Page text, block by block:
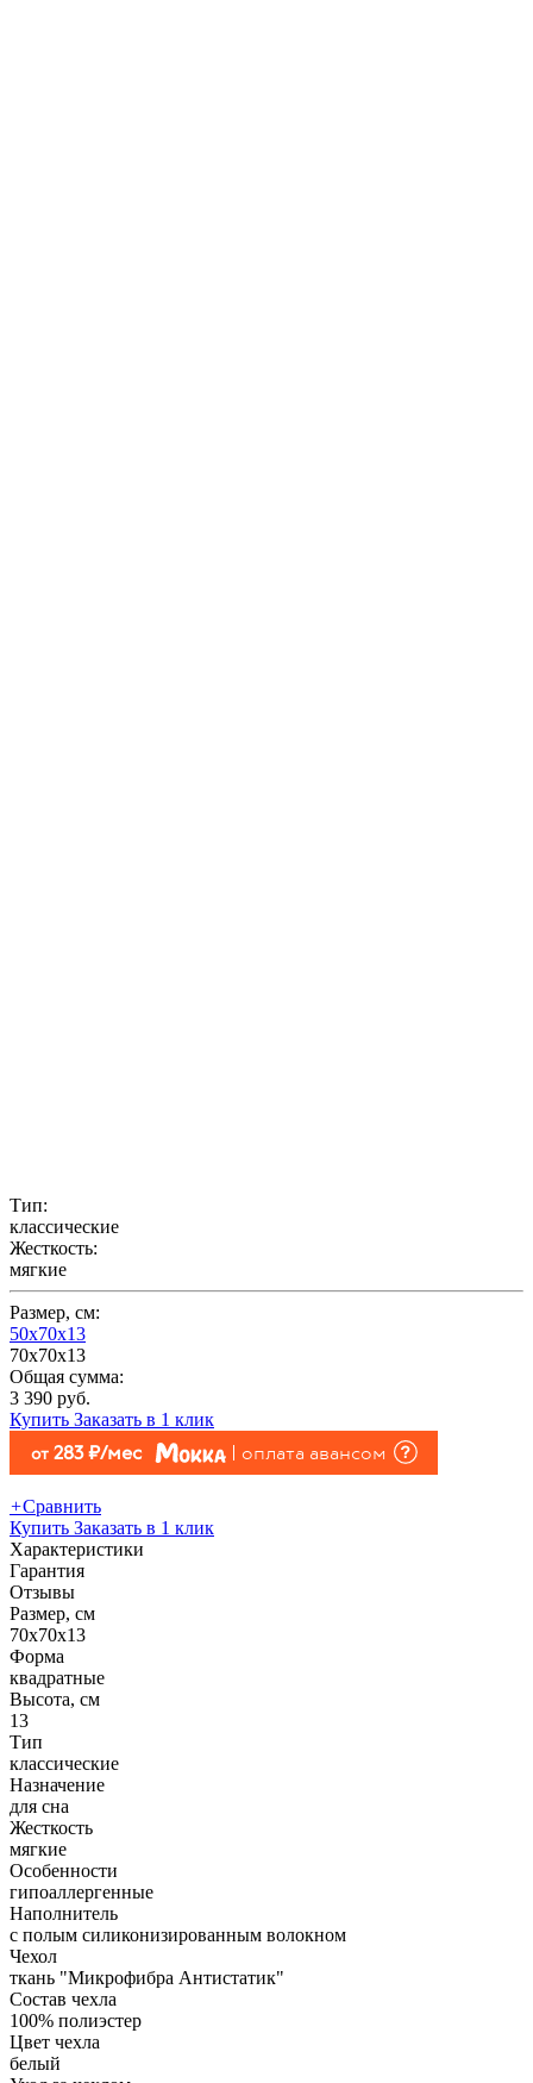
Тип:
классические
Жесткость:
мягкие
Размер, см:
50x70x13
70x70x13
Общая сумма:
3 390 руб.
Купить Заказать в 1 клик
от 283 руб./мес оплата авансом
+Сравнить
Купить Заказать в 1 клик
Характеристики
Гарантия
Отзывы
Размер, см
70x70x13
Форма
квадратные
Высота, см
13
Тип
классические
Назначение
для сна
Жесткость
мягкие
Особенности
гипоаллергенные
Наполнитель
с полым силиконизированным волокном
Чехол
ткань "Микрофибра Антистатик"
Состав чехла
100% полиэстер
Цвет чехла
белый